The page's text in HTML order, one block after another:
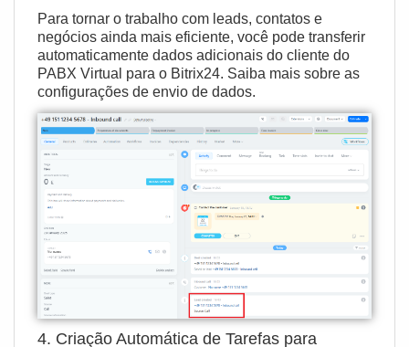
Para tornar o trabalho com leads, contatos e
negócios ainda mais eficiente, você pode transferir
automaticamente dados adicionais do cliente do
PABX Virtual para o Bitrix24. Saiba mais sobre as
configurações de envio de dados.
4. Criação Automática de Tarefas para